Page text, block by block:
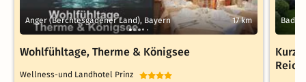
Anger (Berchtesgadener Land), Bayern 17 km
Wohlfühltage, Therme & Königsee
Wellness-und Landhotel Prinz
Bad
Kurz-